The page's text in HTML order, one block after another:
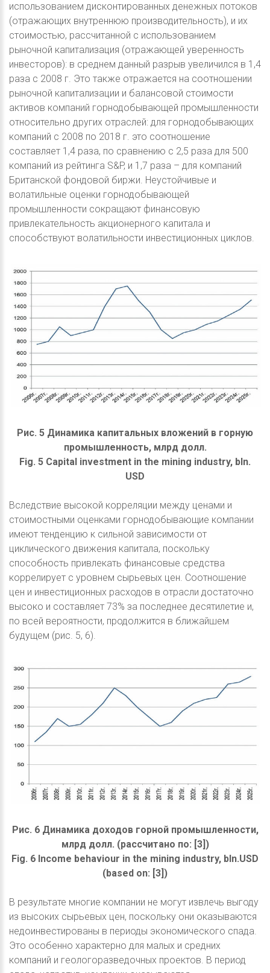
использованием дисконтированных денежных потоков
(отражающих внутреннюю производительность), и их
стоимостью, рассчитанной с использованием
рыночной капитализация (отражающей уверенность
инвесторов): в среднем данный разрыв увеличился в 1,4
раза с 2008 г. Это также отражается на соотношении
рыночной капитализации и балансовой стоимости
активов компаний горнодобывающей промышленности
относительно других отраслей: для горнодобывающих
компаний с 2008 по 2018 г. это соотношение
составляет 1,4 раза, по сравнению с 2,5 раза для 500
компаний из рейтинга S&P, и 1,7 раза – для компаний
Британской фондовой биржи. Неустойчивые и
волатильные оценки горнодобывающей
промышленности сокращают финансовую
привлекательность акционерного капитала и
способствуют волатильности инвестиционных циклов.
Рис. 5 Динамика капитальных вложений в горную
промышленность, млрд долл.
Fig. 5 Capital investment in the mining industry, bln.
USD
Вследствие высокой корреляции между ценами и
стоимостными оценками горнодобывающие компании
имеют тенденцию к сильной зависимости от
циклического движения капитала, поскольку
способность привлекать финансовые средства
коррелирует с уровнем сырьевых цен. Соотношение
цен и инвестиционных расходов в отрасли достаточно
высоко и составляет 73% за последнее десятилетие и,
по всей вероятности, продолжится в ближайшем
будущем (рис. 5, 6).
Рис. 6 Динамика доходов горной промышленности,
млрд долл. (рассчитано по: [3])
Fig. 6 Income behaviour in the mining industry, bln.USD
(based on: [3])
В результате многие компании не могут извлечь выгоду
из высоких сырьевых цен, поскольку они оказываются
недоинвестированы в периоды экономического спада.
Это особенно характерно для малых и средних
компаний и геологоразведочных проектов. В период